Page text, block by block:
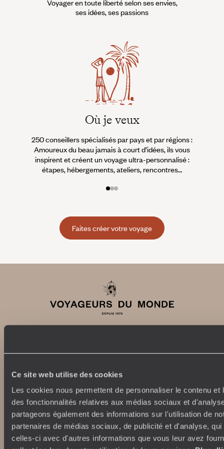
Ce site web utilise des cookies
Les cookies nous permettent de personnaliser le contenu et
des fonctionnalités relatives aux médias sociaux et
partageons également des informations sur l'utilisation de
partenaires de médias sociaux, de publicité et d'analyse,
celles-ci avec d'autres informations que vous leur avez
Voyager en toute liberté selon ses envies,
ses idées, ses passions
Où je veux
250 conseillers spécialisés par pays et par régions :
Amoureux du beau jamais à court d’idées, ils vous
inspirent et créent un voyage ultra-personnalisé :
étapes, hébergements, ateliers, rencontres…
Faites créer votre voyage
Nos engagements
100% carbone absorbé
Idées voyages
On part où ?